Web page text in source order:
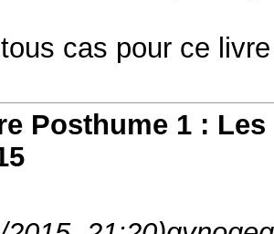
cas pour ce
Posthume 1 :